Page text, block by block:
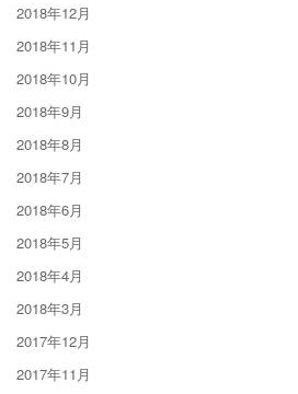
2018年12月
2018年11月
2018年10月
2018年9月
2018年8月
2018年7月
2018年6月
2018年5月
2018年4月
2018年3月
2017年12月
2017年11月